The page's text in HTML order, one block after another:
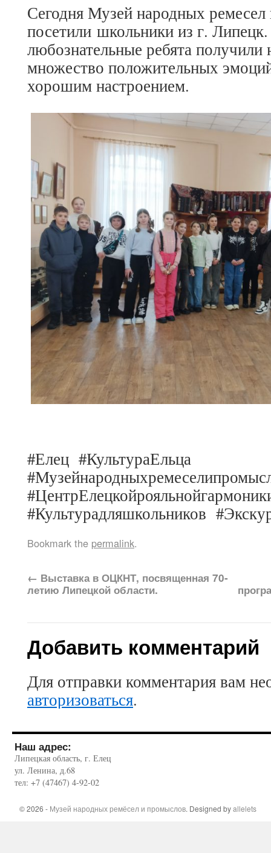
Сегодня Музей народных
посетили школьники из г.
любознательные ребята получили
множество положительных
хорошим настроением.
#Елец #КультураЕльца
#Культурадляшкольников
Bookmark the permalink.
← Выставка в ОЦКНТ, посвященная 70-
летию Липецкой области.
Добавить комментарий
Для отправки комментария вам
авторизоваться.
Наш адрес:
Липецкая область, г. Елец
ул. Ленина, д.68
тел: +7 (47467) 4-92-02
© 2026 - Музей народных ремёсел и промыслов. Designed byallelets